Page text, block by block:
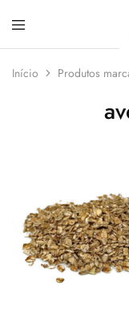
do
Mundo
loja
de
Início Produtos